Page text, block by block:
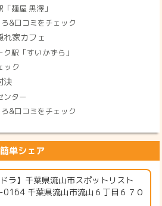
麺屋 黒澤」
&口コミをチェック
れ家カフェ
駅「すいかずら」
ック
決
ンター
&口コミをチェック
単シェア
ドラ】千葉県流山市スポットリスト
千葉県流山市流山６丁目６７０